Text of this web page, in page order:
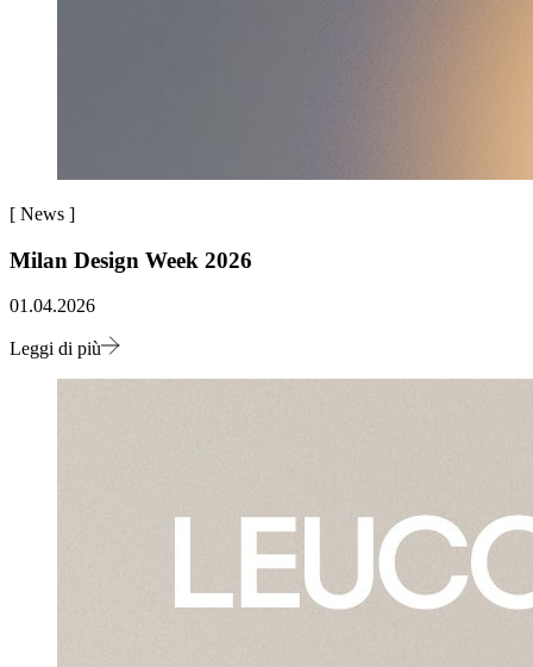
[ News ]
Milan Design Week 2026
01.04.2026
Leggi di più